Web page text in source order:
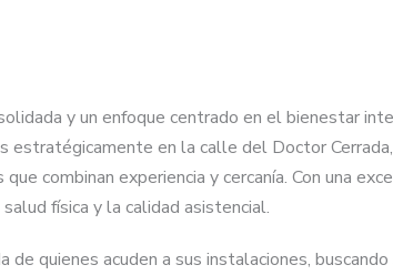
y un enfoque centrado en el bienestar
estratégicamente en la calle del Doctor
combinan experiencia y cercanía. Con una
física y la calidad asistencial.
quienes acuden a sus instalaciones,